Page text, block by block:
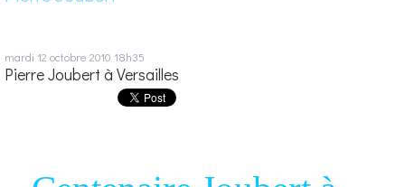
mardi 12 octobre 2010 18h35
Pierre Joubert à Versailles